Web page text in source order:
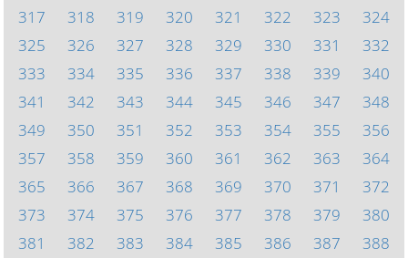
317
318 319 320 321 322 323
324
325
326 327 328 329 330 331
332
333
334 335 336 337 338 339
340
341
342 343 344 345 346 347
348
349
350 351 352 353 354 355
356
357
358 359 360 361 362 363
364
365
366 367 368 369 370 371
372
373
374 375 376 377 378 379
380
381
382 383 384 385 386 387 388